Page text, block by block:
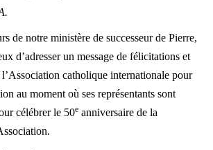
de notre ministère de successeur de Pierre,
d’adresser un message de félicitations et
catholique internationale pour
au moment où ses représentants sont
célébrer le 50e anniversaire de la